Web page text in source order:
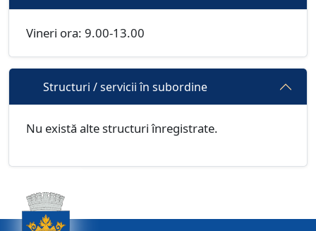
Vineri ora: 9.00-13.00
Structuri / servicii în subordine
Nu există alte structuri înregistrate.